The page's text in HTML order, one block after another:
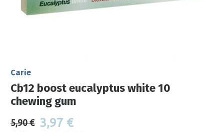
Carie
Cb12 boost eucalyptus white 10
chewing gum
5,90 € 3,97 €